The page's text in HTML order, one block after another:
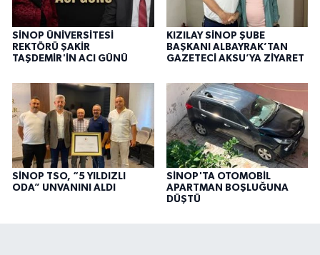
SİNOP ÜNİVERSİTESİ
REKTÖRÜ ŞAKİR
TAŞDEMİR'İN ACI GÜNÜ
KIZILAY SİNOP ŞUBE
BAŞKANI ALBAYRAK’TAN
GAZETECİ AKSU’YA ZİYARET
SİNOP TSO, “5 YILDIZLI
ODA” UNVANINI ALDI
SİNOP'TA OTOMOBİL
APARTMAN BOŞLUĞUNA
DÜŞTÜ